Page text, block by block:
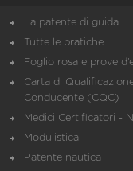
La patente di guida
Tutte le pratiche
Foglio rosa e prove
Carta di
Conducente (CQC)
Medici Certificatori -
Modulistica
Patente nautica